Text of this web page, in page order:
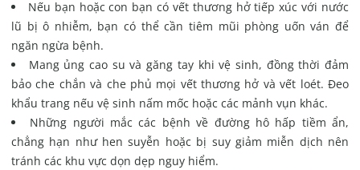
Nếu bạn hoặc con bạn có vết thương hở tiếp xúc với nước
lũ bị ô nhiễm, bạn có thể cần tiêm mũi phòng uốn ván để
ngăn ngừa bệnh.
Mang ủng cao su và găng tay khi vệ sinh, đồng thời đảm
bảo che chắn và che phủ mọi vết thương hở và vết loét. Đeo
khẩu trang nếu vệ sinh nấm mốc hoặc các mảnh vụn khác.
Những người mắc các bệnh về đường hô hấp tiềm ẩn,
chẳng hạn như hen suyễn hoặc bị suy giảm miễn dịch nên
tránh các khu vực dọn dẹp nguy hiểm.